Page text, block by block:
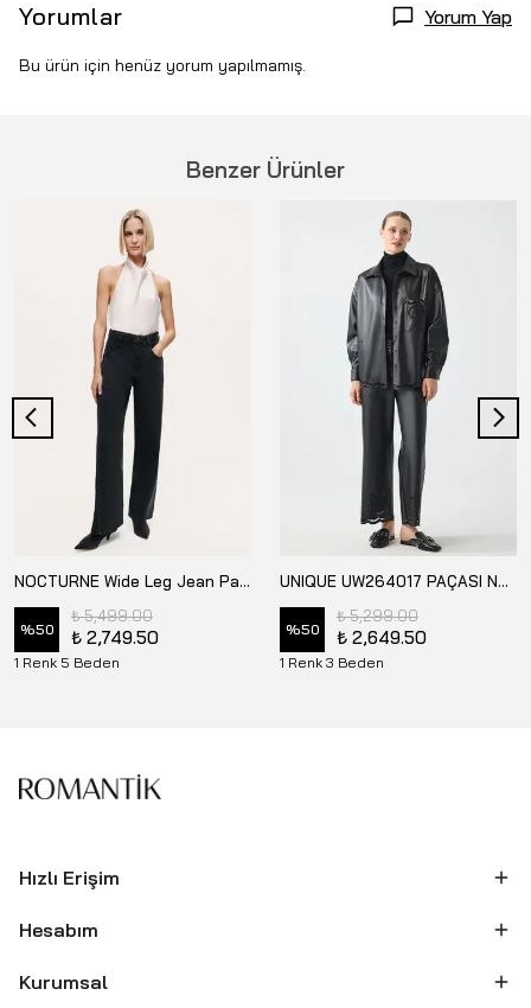
Yorumlar Yorum Yap
Bu ürün için henüz yorum yapılmamış.
Benzer Ürünler
NOCTURNE Wide Leg Jean Pantolon - N26KD18156
%50
₺ 5,499.00
₺ 2,749.50
1 Renk 5 Beden
UNIQUE UW264017 PAÇASI NAKIŞ DETAYLI DERİ PANTOLON
%50
₺ 5,299.00
₺ 2,649.50
1 Renk 3 Beden
Hızlı Erişim
Hesabım
Kurumsal